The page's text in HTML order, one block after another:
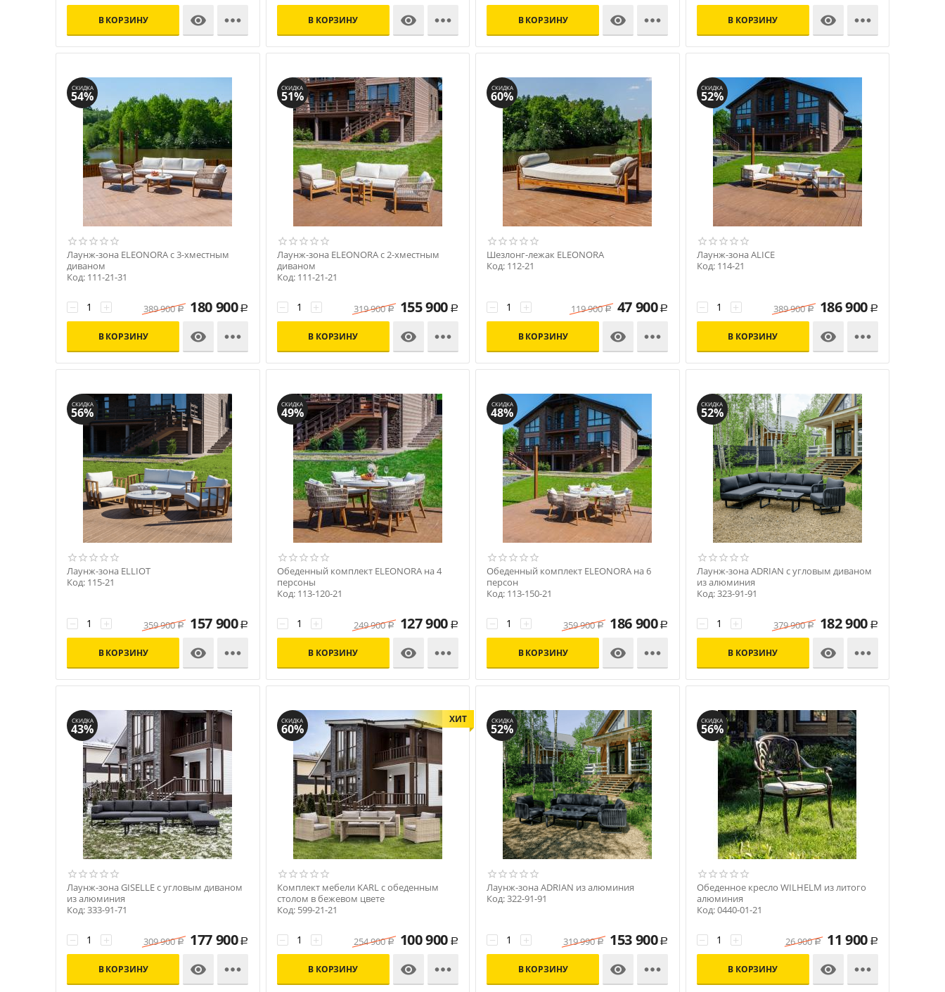
В КОРЗИНУ 
 В КОРЗИНУ 
 В КОРЗИНУ 
 В КОРЗИНУ 

СКИДКА
54%
Лаунж-зона ELEONORA с 3-хместным
диваном
Код: 111-21-31
+
− 389 900 Р 180 900 Р
В КОРЗИНУ 

СКИДКА
51%
Лаунж-зона ELEONORA с 2-хместным
диваном
Код: 111-21-21
+
− 319 900 Р 155 900 Р
В КОРЗИНУ 

СКИДКА
60%
Шезлонг-лежак ELEONORA
Код: 112-21
+
− 119 900 Р 47 900 Р
В КОРЗИНУ 

СКИДКА
52%
Лаунж-зона ALICE
Код: 114-21
+
− 389 900 Р 186 900 Р
В КОРЗИНУ 

СКИДКА
56%
Лаунж-зона ELLIOT
Код: 115-21
+
− 359 900 Р 157 900 Р
В КОРЗИНУ 

СКИДКА
49%
Обеденный комплект ELEONORA на 4
персоны
Код: 113-120-21
+
− 249 900 Р 127 900 Р
В КОРЗИНУ 

СКИДКА
48%
Обеденный комплект ELEONORA на 6
персон
Код: 113-150-21
+
− 359 900 Р 186 900 Р
В КОРЗИНУ 

СКИДКА
52%
Лаунж-зона ADRIAN с угловым диваном
из алюминия
Код: 323-91-91
+
− 379 900 Р 182 900 Р
В КОРЗИНУ 

СКИДКА
43%
Лаунж-зона GISELLE с угловым диваном
из алюминия
Код: 333-91-71
+
− 309 900 Р 177 900 Р
В КОРЗИНУ 

ХИТ
СКИДКА
60%
Комплект мебели KARL с обеденным
столом в бежевом цвете
Код: 599-21-21
+
− 254 900 Р 100 900 Р
В КОРЗИНУ 

СКИДКА
52%
Лаунж-зона ADRIAN из алюминия
Код: 322-91-91
+
− 319 990 Р 153 900 Р
В КОРЗИНУ 

СКИДКА
56%
Обеденное кресло WILHELM из литого
алюминия
Код: 0440-01-21
+
− 26 900 Р 11 900 Р
В КОРЗИНУ 
